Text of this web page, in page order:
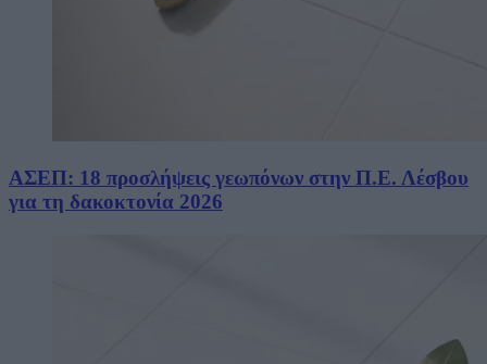
ΑΣΕΠ: 18 προσλήψεις γεωπόνων στην Π.Ε. Λέσβου
για τη δακοκτονία 2026